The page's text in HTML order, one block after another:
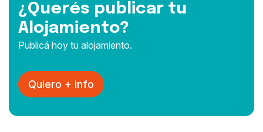
¿Querés publicar tu
Alojamiento?
Publicá hoy tu alojamiento.
Quiero + info